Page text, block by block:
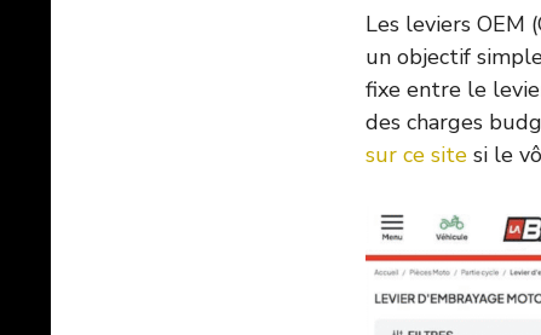
Les leviers OEM
un objectif
fixe entre le
des charges
sur ce site si le